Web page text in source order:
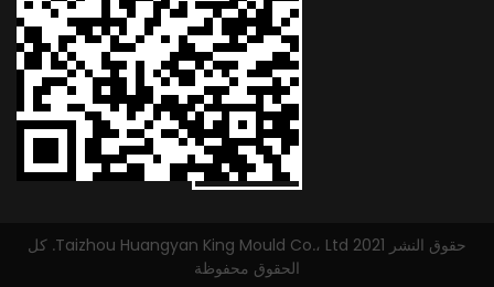
حقوق النشر 2021 Taizhou Huangyan King Mould Co.، Ltd. كل
الحقوق محفوظة